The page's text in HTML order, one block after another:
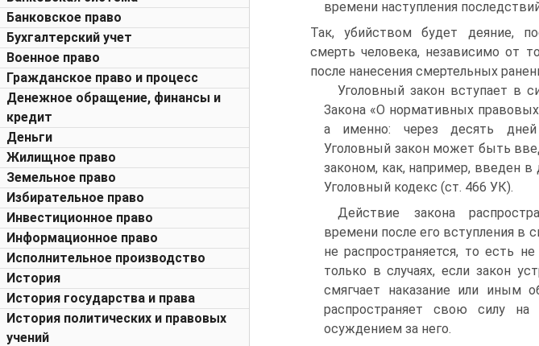
Банковское право
Бухгалтерский учет
Военное право
Гражданское право и процесс
Денежное обращение, финансы и
кредит
Деньги
Жилищное право
Земельное право
Избирательное право
Инвестиционное право
Информационное право
Исполнительное производство
История
История государства и права
История политических и правовых
учений
времени наступления
Так, убийством будет деяние,
смерть человека, независимо от
после нанесения смертельных
Уголовный закон вступает в
Закона «О нормативных
а именно: через десять дней
Уголовный закон может быть
законом, как, например, введен
Уголовный кодекс (ст. 466 УК).
Действие закона
времени после его вступления в
не распространяется, то есть
только в случаях, если закон
смягчает наказание или иным
распространяет свою силу
осуждением за него.